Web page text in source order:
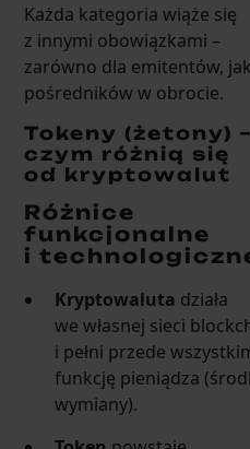
Każda kategoria wiąże się
z innymi obowiązkami –
zarówno dla emitentów,
pośredników w obrocie.
Tokeny (żetony) –
czym różnią się
od kryptowalut
Różnice
funkcjonalne
i
Kryptowaluta działa
we własnej sieci
i pełni przede
funkcję pieniądza
wymiany).